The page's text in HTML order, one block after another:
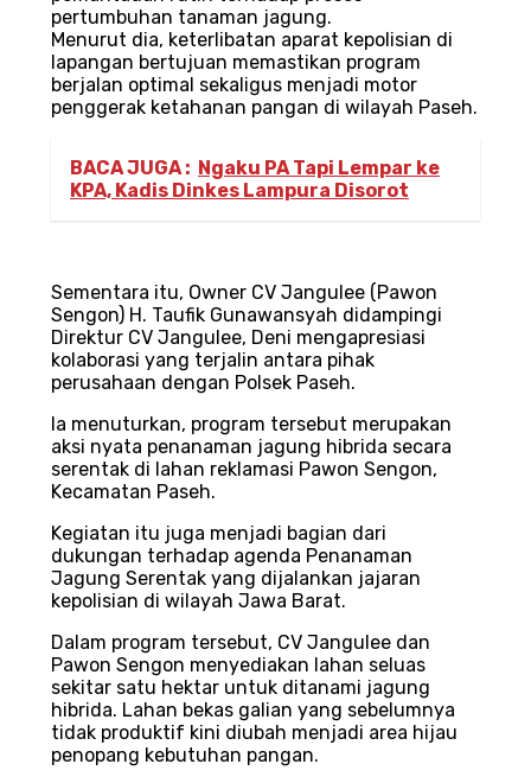
pertumbuhan tanaman jagung.
Menurut dia, keterlibatan aparat kepolisian di
lapangan bertujuan memastikan program
berjalan optimal sekaligus menjadi motor
penggerak ketahanan pangan di wilayah Paseh.
BACA JUGA : Ngaku PA Tapi Lempar ke
KPA, Kadis Dinkes Lampura Disorot
Sementara itu, Owner CV Jangulee (Pawon
Sengon) H. Taufik Gunawansyah didampingi
Direktur CV Jangulee, Deni mengapresiasi
kolaborasi yang terjalin antara pihak
perusahaan dengan Polsek Paseh.
Ia menuturkan, program tersebut merupakan
aksi nyata penanaman jagung hibrida secara
serentak di lahan reklamasi Pawon Sengon,
Kecamatan Paseh.
Kegiatan itu juga menjadi bagian dari
dukungan terhadap agenda Penanaman
Jagung Serentak yang dijalankan jajaran
kepolisian di wilayah Jawa Barat.
Dalam program tersebut, CV Jangulee dan
Pawon Sengon menyediakan lahan seluas
sekitar satu hektar untuk ditanami jagung
hibrida. Lahan bekas galian yang sebelumnya
tidak produktif kini diubah menjadi area hijau
penopang kebutuhan pangan.